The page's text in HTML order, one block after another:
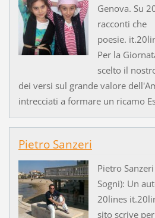
Genova. Su
racconti che
poesie.
Per la
scelto il
dei versi sul grande valore
intrecciati a formare un ricamo
Pietro Sanzeri
Pietro
Sogni): Un
20lines
sito scrive